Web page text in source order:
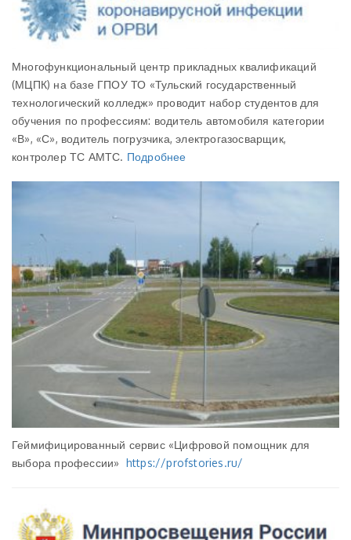
Многофункциональный центр прикладных квалификаций
(МЦПК) на базе ГПОУ ТО «Тульский государственный
технологический колледж» проводит набор студентов для
обучения по профессиям: водитель автомобиля категории
«В», «С», водитель погрузчика, электрогазосварщик,
контролер ТС АМТС. Подробнее
Геймифицированный сервис «Цифровой помощник для
выбора профессии» https://profstories.ru/